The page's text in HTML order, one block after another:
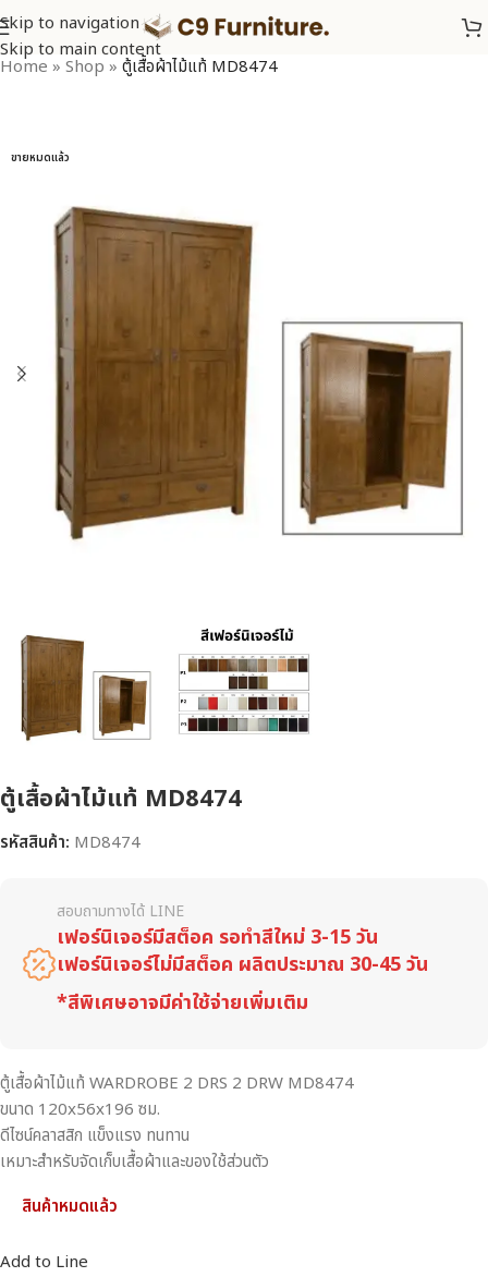
Skip to navigation
Skip to main content
Home » Shop » ตู้เสื้อผ้าไม้แท้ MD8474
ขายหมดแล้ว
ตู้เสื้อผ้าไม้แท้ MD8474
รหัสสินค้า: MD8474
สอบถามทางได้ LINE
เฟอร์นิเจอร์มีสต็อค รอทำสีใหม่ 3-15 วัน
เฟอร์นิเจอร์ไม่มีสต็อค ผลิตประมาณ 30-45 วัน
*สีพิเศษอาจมีค่าใช้จ่ายเพิ่มเติม
ตู้เสื้อผ้าไม้แท้ WARDROBE 2 DRS 2 DRW MD8474
ขนาด 120x56x196 ซม.
ดีไซน์คลาสสิก แข็งแรง ทนทาน
เหมาะสำหรับจัดเก็บเสื้อผ้าและของใช้ส่วนตัว
สินค้าหมดแล้ว
Add to Line